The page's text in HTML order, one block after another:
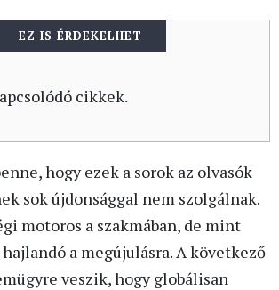
EZ IS ÉRDEKELHET
cikkek.
hogy ezek a sorok az olvasók
sok újdonsággal nem szolgálnak.
motoros a szakmában, de mint
a megújulásra. A következő
veszik, hogy globálisan